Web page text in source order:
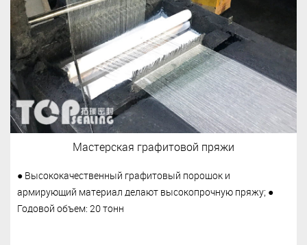
Мастерская графитовой пряжи
● Высококачественный графитовый порошок и
армирующий материал делают высокопрочную пряжу; ●
Годовой объем: 20 тонн